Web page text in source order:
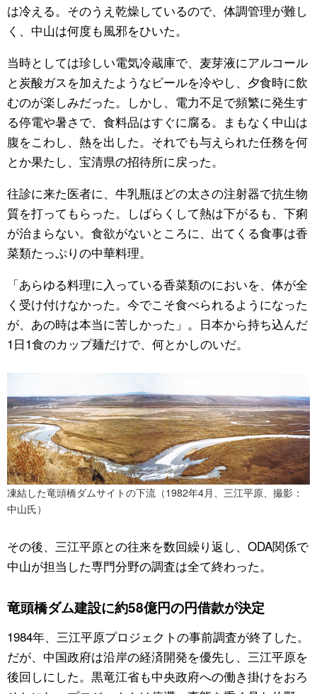
は冷える。そのうえ乾燥しているので、体調管理が難し
く、中山は何度も風邪をひいた。
当時としては珍しい電気冷蔵庫で、麦芽液にアルコール
と炭酸ガスを加えたようなビールを冷やし、夕食時に飲
むのが楽しみだった。しかし、電力不足で頻繁に発生す
る停電や暑さで、食料品はすぐに腐る。まもなく中山は
腹をこわし、熱を出した。それでも与えられた任務を何
とか果たし、宝清県の招待所に戻った。
往診に来た医者に、牛乳瓶ほどの太さの注射器で抗生物
質を打ってもらった。しばらくして熱は下がるも、下痢
が治まらない。食欲がないところに、出てくる食事は香
菜類たっぷりの中華料理。
「あらゆる料理に入っている香菜類のにおいを、体が全
く受け付けなかった。今でこそ食べられるようになった
が、あの時は本当に苦しかった」。日本から持ち込んだ
1日1食のカップ麺だけで、何とかしのいだ。
凍結した竜頭橋ダムサイトの下流（1982年4月、三江平原、撮影：
中山氏）
その後、三江平原との往来を数回繰り返し、ODA関係で
中山が担当した専門分野の調査は全て終わった。
竜頭橋ダム建設に約58億円の円借款が決定
1984年、三江平原プロジェクトの事前調査が終了した。
だが、中国政府は沿岸の経済開発を優先し、三江平原を
後回しにした。黒竜江省も中央政府への働き掛けをおろ